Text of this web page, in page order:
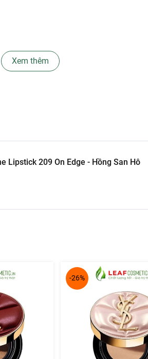
Xem thêm
Lipstick 209 On Edge - Hồng San Hô
-26%